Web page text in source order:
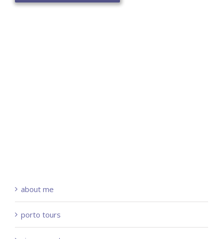
about me
porto tours